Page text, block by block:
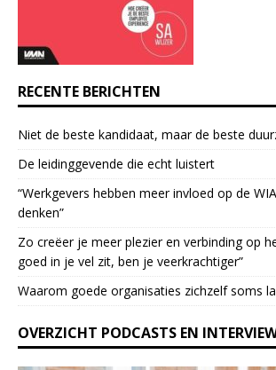
.
l
e
a
s
e
l
a
v
t
h
RECENTE BERICHTEN
Niet de beste kandidaat, maar de beste
De leidinggevende die echt luistert
“Werkgevers hebben meer invloed op de
denken”
Zo creëer je meer plezier en verbinding op
goed in je vel zit, ben je veerkrach­tiger”
Waarom goede organisaties zichzelf soms
OVERZICHT PODCASTS EN